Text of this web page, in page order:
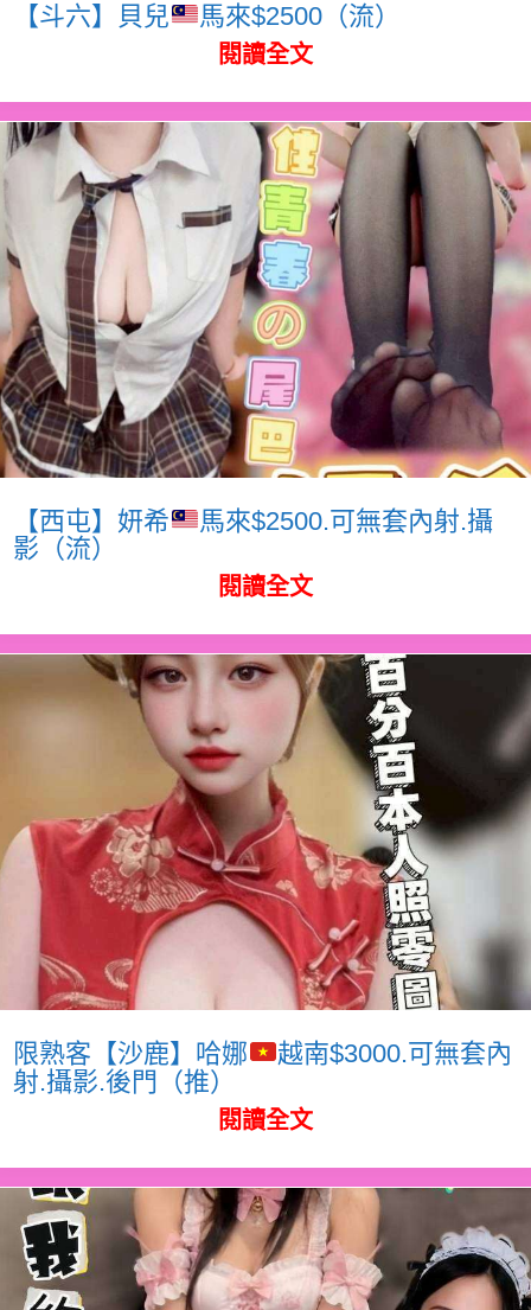
【斗六】貝兒 馬來$2500（流）
閱讀全文
【西屯】妍希
馬來$2500.可無套內射.攝
影（流）
閱讀全文
限熟客【沙鹿】哈娜
越南$3000.可無套內
射.攝影.後門（推）
閱讀全文